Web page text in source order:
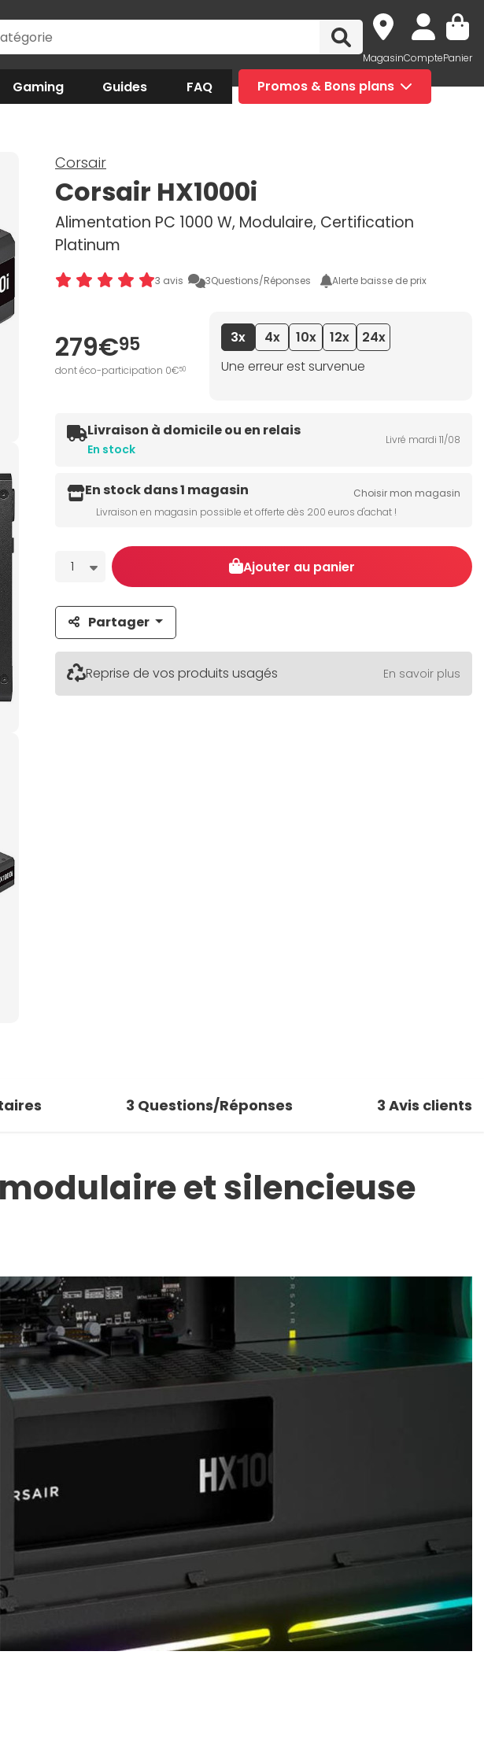
MagasinComptePanier
Gaming Guides FAQ Promos & Bons plans
Corsair
Corsair HX1000i
Alimentation PC 1000 W, Modulaire, Certification
Platinum
3 avis 3Questions/Réponses Alerte baisse de prix
279€95
dont éco-participation 0€50
3x 4x 10x 12x
24x
Une erreur est survenue
Livraison à domicile ou en relais
En stock
Livré mardi 11/08
En stock dans 1 magasin
Choisir mon magasin
Livraison en magasin possible et offerte dès 200 euros d'achat !
Quantité
1 Ajouter au panier
Partager
Reprise de vos produits usagés En savoir plus
3 Questions/Réponses 3 Avis clients
et silencieuse